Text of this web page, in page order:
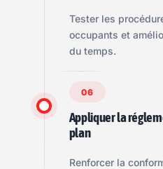
Tester les
occupants et
du temps.
06
Appliquer la
plan
Renforcer la